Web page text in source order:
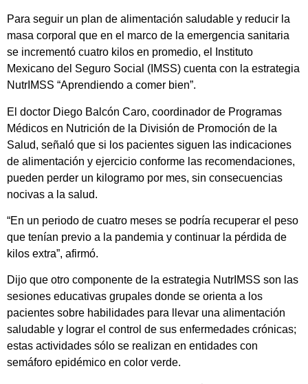
Para seguir un plan de alimentación saludable y reducir la
masa corporal que en el marco de la emergencia sanitaria
se incrementó cuatro kilos en promedio, el Instituto
Mexicano del Seguro Social (IMSS) cuenta con la estrategia
NutrIMSS “Aprendiendo a comer bien”.
El doctor Diego Balcón Caro, coordinador de Programas
Médicos en Nutrición de la División de Promoción de la
Salud, señaló que si los pacientes siguen las indicaciones
de alimentación y ejercicio conforme las recomendaciones,
pueden perder un kilogramo por mes, sin consecuencias
nocivas a la salud.
“En un periodo de cuatro meses se podría recuperar el peso
que tenían previo a la pandemia y continuar la pérdida de
kilos extra”, afirmó.
Dijo que otro componente de la estrategia NutrIMSS son las
sesiones educativas grupales donde se orienta a los
pacientes sobre habilidades para llevar una alimentación
saludable y lograr el control de sus enfermedades crónicas;
estas actividades sólo se realizan en entidades con
semáforo epidémico en color verde.